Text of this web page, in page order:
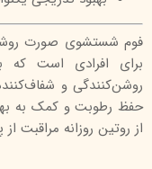
برای افرادی است که
روشن‌کنندگی و
حفظ رطوبت و کمک به
از روتین روزانه مراقبت